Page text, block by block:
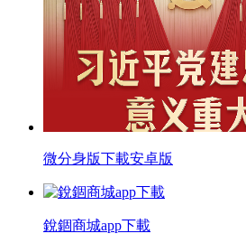
微分身版下載安卓版
銳錮商城app下載